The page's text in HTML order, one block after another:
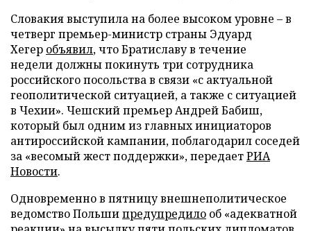
Словакия выступила на более высоком уровне – в
четверг премьер-министр страны Эдуард
Хегер объявил, что Братиславу в течение
недели должны покинуть три сотрудника
российского посольства в связи «с актуальной
геополитической ситуацией, а также с ситуацией
в Чехии». Чешский премьер Андрей Бабиш,
который был одним из главных инициаторов
антироссийской кампании, поблагодарил соседей
за «весомый жест поддержки», передаетРИА
Новости.
Одновременно в пятницу внешнеполитическое
ведомство Польшипредупредило об «адекватной